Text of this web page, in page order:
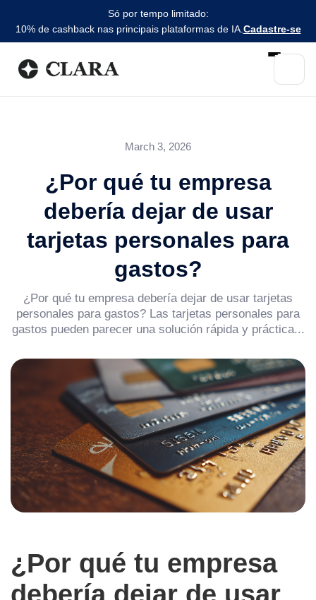
Só por tempo limitado:
10% de cashback nas principais plataformas de IA. Cadastre-se
March 3, 2026
¿Por qué tu empresa
debería dejar de usar
tarjetas personales para
gastos?
¿Por qué tu empresa debería dejar de usar tarjetas
personales para gastos? Las tarjetas personales para
gastos pueden parecer una solución rápida y práctica...
¿Por qué tu empresa